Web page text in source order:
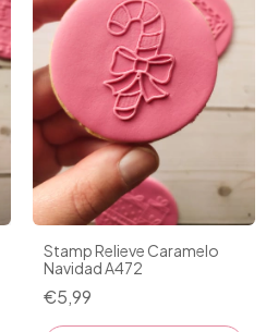
Stamp Relieve Caramelo
Navidad A472
€5,99